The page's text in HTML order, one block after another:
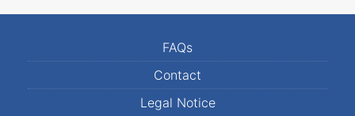
FAQs
Contact
Legal Notice